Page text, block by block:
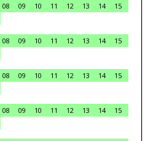
08 09 10 11 12 13 14
15
08 09 10 11 12 13 14
15
08 09 10 11 12 13 14
15
08 09 10 11 12 13 14
15